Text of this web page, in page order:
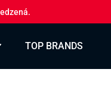
TOP BRANDS